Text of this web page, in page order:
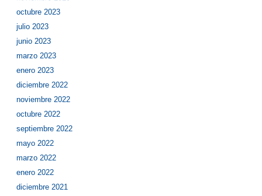
octubre 2023
julio 2023
junio 2023
marzo 2023
enero 2023
diciembre 2022
noviembre 2022
octubre 2022
septiembre 2022
mayo 2022
marzo 2022
enero 2022
diciembre 2021